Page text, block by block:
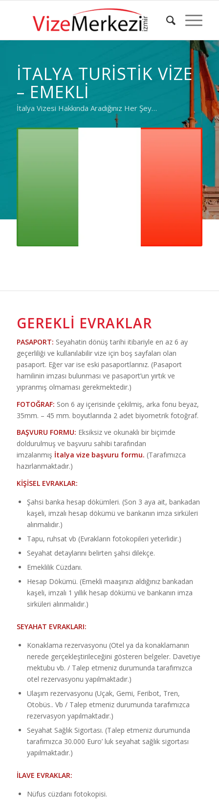
İTALYA TURISTIK VIZE
– EMEKLI
İtalya Vizesi Hakkında Aradığınız Her Şey…
GEREKLI EVRAKLAR
PASAPORT: Seyahatin dönüş tarihi itibariyle en az 6 ay
geçerliliği ve kullanılabilir vize için boş sayfaları olan
pasaport. Eğer var ise eski pasaportlarınız. (Pasaport
hamilinin imzası bulunması ve pasaport’un yırtık ve
yıpranmış olmaması gerekmektedir.)
FOTOĞRAF: Son 6 ay içerisinde çekilmiş, arka fonu beyaz,
35mm. – 45 mm. boyutlarında 2 adet biyometrik fotoğraf.
BAŞVURU FORMU: Eksiksiz ve okunaklı bir biçimde
doldurulmuş ve başvuru sahibi tarafından
imzalanmış İtalya vize başvuru formu. (Tarafımızca
hazırlanmaktadır.)
KİŞİSEL EVRAKLAR:
Şahsi banka hesap dökümleri. (Son 3 aya ait, bankadan
kaşeli, imzalı hesap dökümü ve bankanın imza sirküleri
alınmalıdır.)
Tapu, ruhsat vb (Evrakların fotokopileri yeterlidir.)
Seyahat detaylarını belirten şahsi dilekçe.
Emeklilik Cüzdanı.
Hesap Dökümü. (Emekli maaşınızı aldığınız bankadan
kaşeli, imzalı 1 yıllık hesap dökümü ve bankanın imza
sirküleri alınmalıdır.)
SEYAHAT EVRAKLARI:
Konaklama rezervasyonu (Otel ya da konaklamanın
nerede gerçekleştirileceğini gösteren belgeler. Davetiye
mektubu vb. / Talep etmeniz durumunda tarafımızca
otel rezervasyonu yapılmaktadır.)
Ulaşım rezervasyonu (Uçak, Gemi, Feribot, Tren,
Otobüs.. Vb / Talep etmeniz durumunda tarafımızca
rezervasyon yapılmaktadır.)
Seyahat Sağlık Sigortası. (Talep etmeniz durumunda
tarafımızca 30.000 Euro’ luk seyahat sağlık sigortası
yapılmaktadır.)
İLAVE EVRAKLAR:
Nüfus cüzdanı fotokopisi.